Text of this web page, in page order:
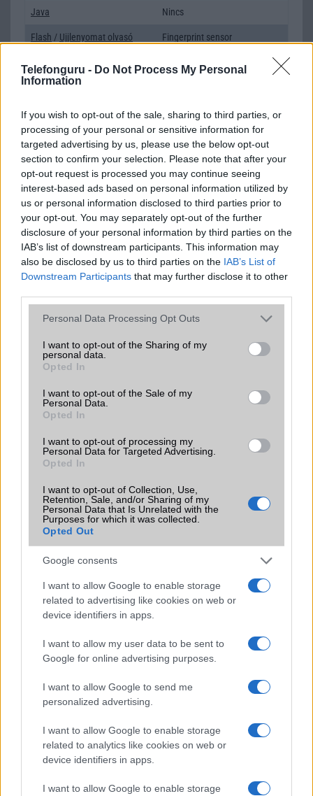
Telefonguru - Do Not Process My Personal
Information
If you wish to opt-out of the sale, sharing to third parties, or
processing of your personal or sensitive information for
targeted advertising by us, please use the below opt-out
section to confirm your selection. Please note that after your
opt-out request is processed you may continue seeing
interest-based ads based on personal information utilized by
us or personal information disclosed to third parties prior to
your opt-out. You may separately opt-out of the further
disclosure of your personal information by third parties on the
IAB’s list of downstream participants. This information may
also be disclosed by us to third parties on the IAB’s List of
Downstream Participants that may further disclose it to other
Please note that this website/app uses one or more Google
not limited to your visit or usage behaviour. You may click to
grant or deny consent to Google and its third-party tags to
use your data for below specified purposes in below Google
consent section.
Personal Data Processing Opt Outs
I want to opt-out of the Sharing of my
personal data.
Opted In
I want to opt-out of the Sale of my
Personal Data.
Opted In
I want to opt-out of processing my
Personal Data for Targeted Advertising.
Opted In
I want to opt-out of Collection, Use,
Retention, Sale, and/or Sharing of my
Personal Data that Is Unrelated with the
Purposes for which it was collected.
Opted Out
Google consents
I want to allow Google to enable storage
related to advertising like cookies on web or
device identifiers in apps.
I want to allow my user data to be sent to
Google for online advertising purposes.
I want to allow Google to send me
personalized advertising.
I want to allow Google to enable storage
related to analytics like cookies on web or
device identifiers in apps.
I want to allow Google to enable storage
Java Nincs
Flash / Ujjlenyomat olvasó Fingerprint sensor
Organizer
T9 szótár alkalmazás független szótár
Office alkalmazások
Iránytũ ecompass
Extrák Nincs
EGYÉB
Vibra jelzés alap szolgáltatás
SIM típus nanoSIM
Flight mode Van
Terület Globális
Funkciók
Brand Strapabíró
Védelem
Limited Edition Nincs
SAR
N/A = Nincs adat. Legutóbbi frissítés: 2026-07-13 19:00:00
Új és Használt GSM kiemelt ajánlatok
320.000 Ft (új)